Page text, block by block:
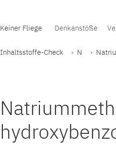
Keiner Fliege Denkanstöße
Inhaltsstoffe-Check N